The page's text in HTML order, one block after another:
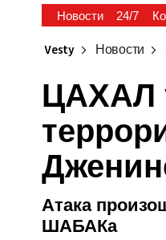
Новости 24/7
Vesty Новости
ЦАХАЛ
Атака
ШАБАКа